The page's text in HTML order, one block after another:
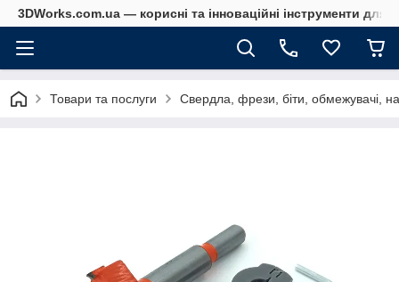
3DWorks.com.ua — корисні та інноваційні інструменти для
Товари та послуги Свердла, фрези, біти, обмежувачі,